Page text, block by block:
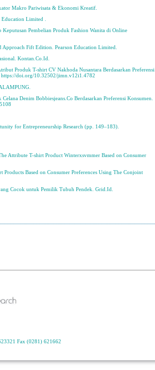
Makro Pariwisata & Ekonomi Kreatif.
Limited .
Pembelian Produk Fashion Wanita di Online
Fift Edition. Pearson Education Limited.
Kontan.Co.Id.
Produk T-shirt CV Nakhoda Nusantara Berdasarkan Preferensi
doi.org/10.32502/jimn.v12i1.4782
Denim Bobbiesjeans.Co Berdasarkan Preferensi Konsumen.
for Entrepreneurship Research (pp. 149–183).
Attribute T-shirt Product Winterxsvmmer Based on Consumer
Based on Consumer Preferences Using The Conjoint
Cocok untuk Pemilik Tubuh Pendek. Grid.Id.
Fax (0281) 621662